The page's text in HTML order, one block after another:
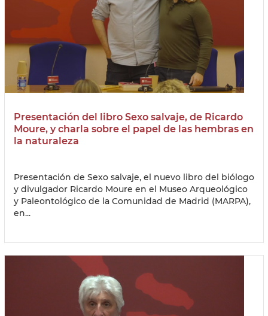
Presentación del libro Sexo salvaje, de Ricardo
Moure, y charla sobre el papel de las hembras en
la naturaleza
Presentación de Sexo salvaje, el nuevo libro del biólogo
y divulgador Ricardo Moure en el Museo Arqueológico
y Paleontológico de la Comunidad de Madrid (MARPA),
en...